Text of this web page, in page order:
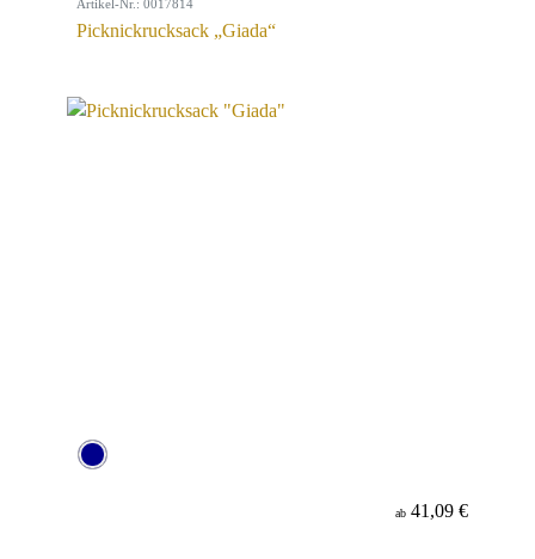
Artikel-Nr.: 0017814
Picknickrucksack „Giada“
ab 41,09 €